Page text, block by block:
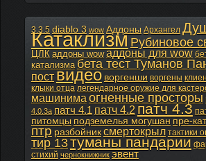
3.3.5 diablo 3 wow Аддоны Архангел
Катаклизм Рубиновое
ЦЛК аддоны wow аддоны для wow
катализма бета тест Туманов
поствидео воргенши воргены
клыки отца легендарное оружие для
машинима огненные просторы
4.0.3а патч 4.1 патч 4.2 патч 4.3
питомцы подземелья могушанпре-
птр разбойниксмертокрыл тактики
тир 13туманы пандарии
стихий чернокнижник эвент